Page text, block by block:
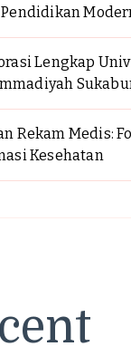
Lengkap
Rekam Medis:
Kesehatan